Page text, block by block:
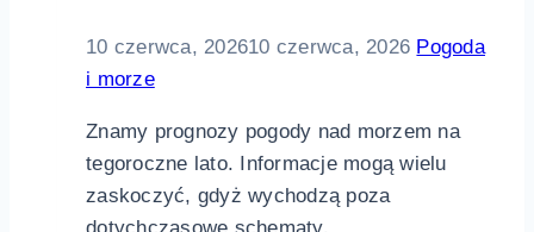
10 czerwca, 202610 czerwca, 2026 Pogoda
i morze
Znamy prognozy pogody nad morzem na
tegoroczne lato. Informacje mogą wielu
zaskoczyć, gdyż wychodzą poza